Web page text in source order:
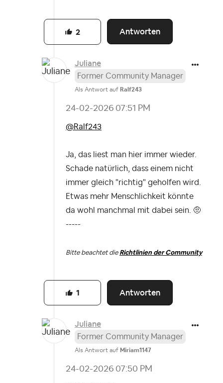
Antworten
2
Juliane
Former Community Manager
Als Antwort auf Ralf243
‎24-02-2026 07:51 PM
@Ralf243
Ja, das liest man hier immer wieder.
Schade natürlich, dass einem nicht
immer gleich "richtig" geholfen wird.
Etwas mehr Menschlichkeit könnte
da wohl manchmal mit dabei sein. 🤨
-----
Bitte beachtet die Richtlinien der Community
Antworten
1
Juliane
Former Community Manager
Als Antwort auf Miriam1147
‎24-02-2026 07:50 PM